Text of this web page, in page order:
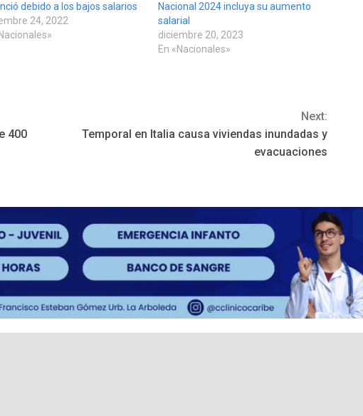
debido a los bajos salarios
24, 2022
Nacional 2024 incluya su aumento
salarial
diciembre 20, 2023
En «Nacionales»
400
Next:
Temporal en Italia causa viviendas inundadas y
evacuaciones